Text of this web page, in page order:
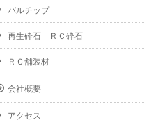
バルチップ
再生砕石 ＲＣ砕石
ＲＣ舗装材
会社概要
アクセス